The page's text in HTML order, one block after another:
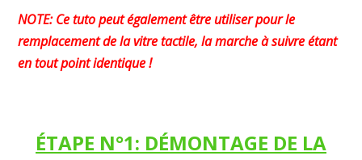
NOTE: Ce tuto peut également être utiliser pour le
remplacement de la vitre tactile, la marche à suivre étant
en tout point identique !
ÉTAPE N°1: DÉMONTAGE DE LA